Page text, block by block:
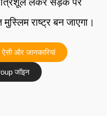
राष्ट्र बन जाएगा।
और जानकारियां
जॉइन